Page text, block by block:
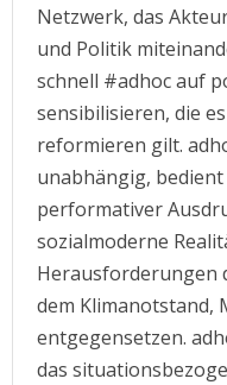
Netzwerk, das
und Politik
schnell #adhoc auf
sensibilisieren, die
reformieren gilt.
unabhängig,
performativer
sozialmoderne
Herausforderungen
dem Klimanotstand,
entgegensetzen.
das